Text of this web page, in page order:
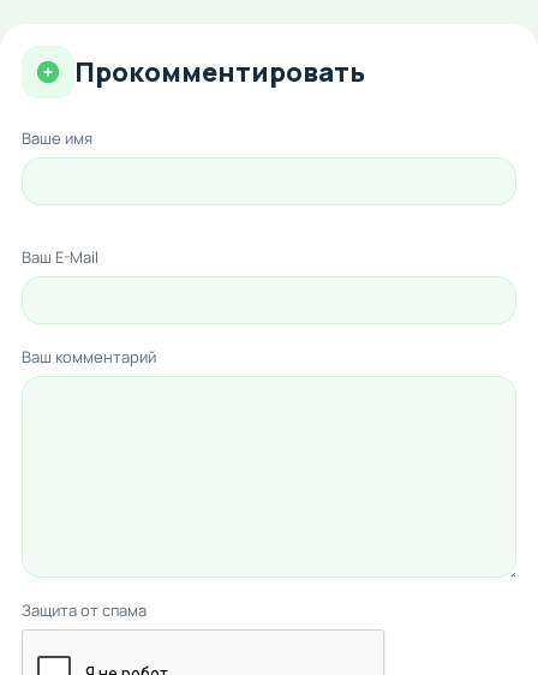
Прокомментировать
Ваше имя
Ваш E-Mail
Ваш комментарий
Защита от спама